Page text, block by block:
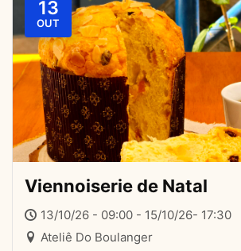
13
OUT
Viennoiserie de Natal
13/10/26 - 09:00 - 15/10/26- 17:30
Ateliê Do Boulanger